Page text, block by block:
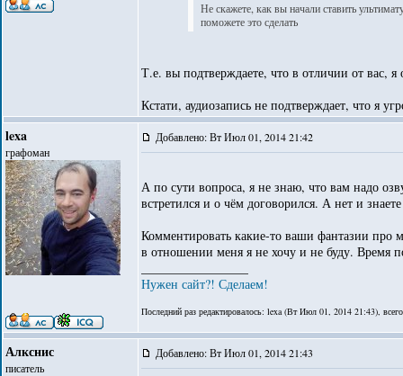
Не скажете, как вы начали ставить
поможете это сделать
Т.е. вы подтверждаете, что в отличии от вас,
Кстати, аудиозапись не подтверждает, что я
lexa
графоман
Добавлено: Вт Июл 01, 2014 21:42
А по сути вопроса, я не знаю, что вам надо
встретился и о чём договорился. А нет и
Комментировать какие-то ваши фантазии про
в отношении меня я не хочу и не буду. Время
Нужен сайт?! Сделаем!
Последний раз редактировалось: lexa (Вт Июл 01, 2014 21:43),
Алкснис
писатель
Добавлено: Вт Июл 01, 2014 21:43